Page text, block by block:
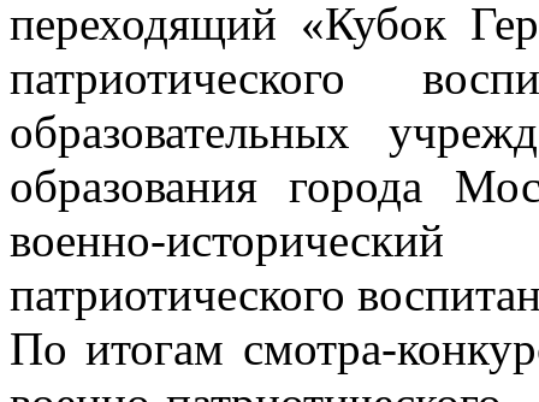
переходящий «Кубок
патриотического
образовательных
образования города
военно-
патриотического
По итогам смотра-